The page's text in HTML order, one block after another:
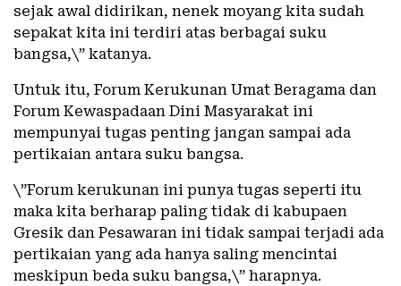
sejak awal didirikan, nenek moyang kita sudah
sepakat kita ini terdiri atas berbagai suku
bangsa,\” katanya.
Untuk itu, Forum Kerukunan Umat Beragama dan
Forum Kewaspadaan Dini Masyarakat ini
mempunyai tugas penting jangan sampai ada
pertikaian antara suku bangsa.
\”Forum kerukunan ini punya tugas seperti itu
maka kita berharap paling tidak di kabupaen
Gresik dan Pesawaran ini tidak sampai terjadi ada
pertikaian yang ada hanya saling mencintai
meskipun beda suku bangsa,\” harapnya.